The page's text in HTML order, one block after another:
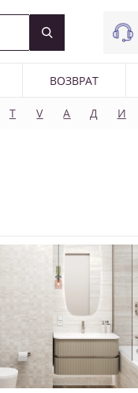
ВОЗВРАТ
T V А Д И